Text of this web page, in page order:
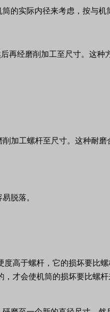
的实际内径来考虑，按与机
后再经磨削加工至尺寸。这种
削加工螺杆至尺寸。这种耐磨
脱落。
高于螺杆，它的损坏要比
才会使机筒的损坏要比螺